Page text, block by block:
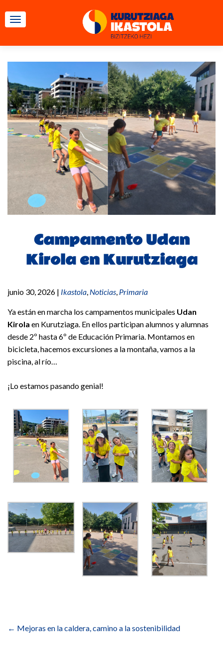
CAMBIAR NAVEGACIÓN
Campamento Udan
Kirola en Kurutziaga
junio 30, 2026 | Ikastola, Noticias, Primaria
Ya están en marcha los campamentos municipales Udan
Kirola en Kurutziaga. En ellos participan alumnos y alumnas
desde 2º hasta 6º de Educación Primaria. Montamos en
bicicleta, hacemos excursiones a la montaña, vamos a la
piscina, al río…
¡Lo estamos pasando genial!
de
← Mejoras en la caldera, camino a la sostenibilidad